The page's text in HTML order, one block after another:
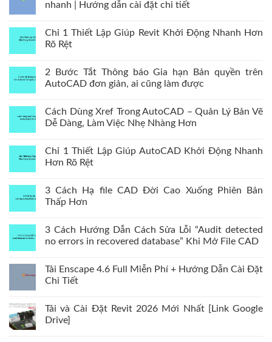
nhanh | Hướng dẫn cài đặt chi tiết
Chỉ 1 Thiết Lập Giúp Revit Khởi Động Nhanh Hơn
Rõ Rệt
2 Bước Tắt Thông báo Gia hạn Bản quyền trên
AutoCAD đơn giản, ai cũng làm được
Cách Dùng Xref Trong AutoCAD – Quản Lý Bản Vẽ
Dễ Dàng, Làm Việc Nhẹ Nhàng Hơn
Chỉ 1 Thiết Lập Giúp AutoCAD Khởi Động Nhanh
Hơn Rõ Rệt
3 Cách Hạ file CAD Đời Cao Xuống Phiên Bản
Thấp Hơn
3 Cách Hướng Dẫn Cách Sửa Lỗi “Audit detected
no errors in recovered database” Khi Mở File CAD
Tải Enscape 4.6 Full Miễn Phí + Hướng Dẫn Cài Đặt
Chi Tiết
Tải và Cài Đặt Revit 2026 Mới Nhất [Link Google
Drive]